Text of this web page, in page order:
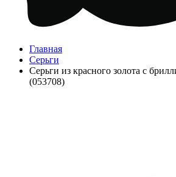
Главная
Серьги
Серьги из красного золота с
(053708)